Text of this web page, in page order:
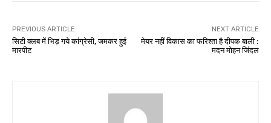
PREVIOUS ARTICLE
सिटी क्लब में भिड़ गये कांग्रेसी, जमकर हुई
मारपीट
NEXT ARTICLE
मेयर नहीं विकास का फरिश्ता है दीपक बाली :
मदन मोहन जिंदल